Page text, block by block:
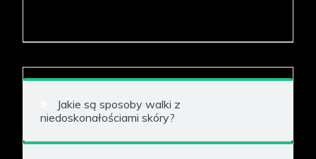
Jakie są sposoby walki z
niedoskonałościami skóry?